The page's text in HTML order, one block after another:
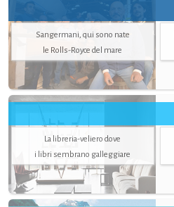
Sangermani, qui sono nate
le Rolls-Royce del mare
La libreria-veliero dove
i libri sembrano galleggiare